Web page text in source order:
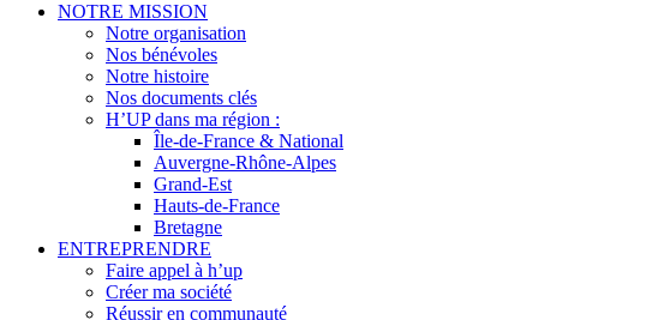
NOTRE MISSION
Notre organisation
Nos bénévoles
Notre histoire
Nos documents clés
H’UP dans ma région :
Île-de-France & National
Auvergne-Rhône-Alpes
Grand-Est
Hauts-de-France
Bretagne
ENTREPRENDRE
Faire appel à h’up
Créer ma société
Réussir en communauté